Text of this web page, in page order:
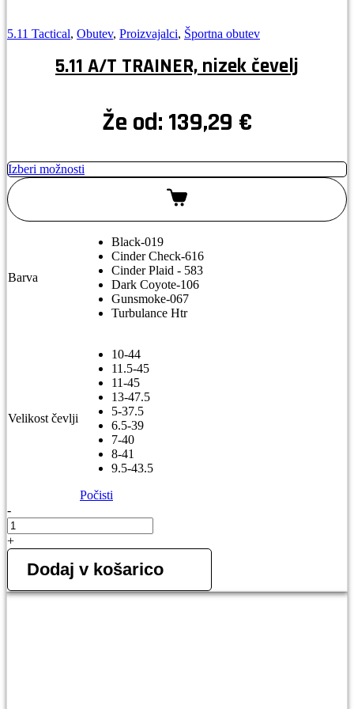
5.11 Tactical, Obutev, Proizvajalci, Športna obutev
5.11 A/T TRAINER, nizek čevelj
Že od: 139,29 €
Izberi možnosti
Barva
Black-019
Cinder Check-616
Cinder Plaid - 583
Dark Coyote-106
Gunsmoke-067
Turbulance Htr
Velikost čevlji
10-44
11.5-45
11-45
13-47.5
5-37.5
6.5-39
7-40
8-41
9.5-43.5
Počisti
-
5.11
A/T
TRAINER,
nizek
količina
+
Dodaj v košarico